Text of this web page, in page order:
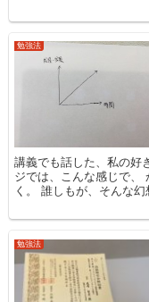
勉強法
講義でも話した、私の好
ジでは、こんな感じで、
く。 誰しもが、そんな
勉強法